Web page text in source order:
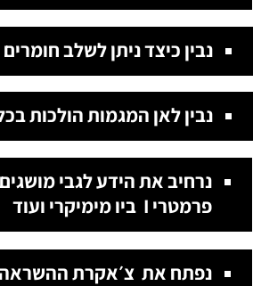
נבין כיצד ניתן לשלב
נבין לאן המגמות הולכות
פרמטרי I ביו מימיקרי ועוד
נפתח את צ׳אקרת ההשראה